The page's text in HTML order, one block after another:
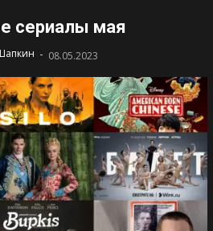
сериалы мая
- 08.05.2023